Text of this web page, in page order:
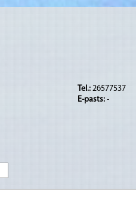
Tel.: 26577537
E-pasts: -